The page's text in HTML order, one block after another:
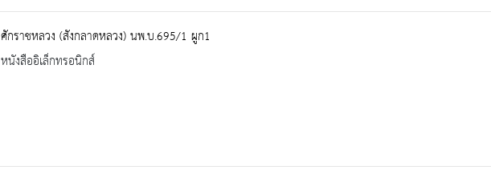
ศักราชหลวง (สังกลาดหลวง) นพ.บ.695/1 ผูก1
หนังสืออิเล็กทรอนิกส์